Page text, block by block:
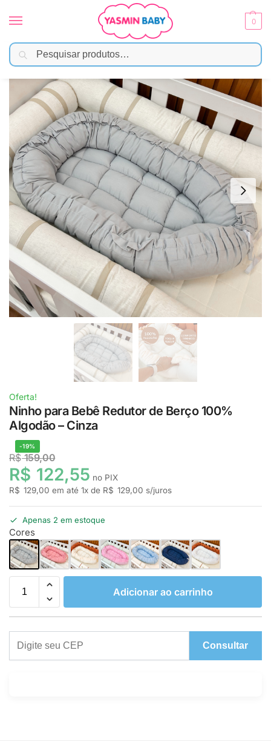
0
Início Enxoval / Ninhos / Ninho para Bebê Redutor de Berço 100% Algodão – Cinza
Oferta!
Ninho para Bebê Redutor de Berço 100%
Algodão – Cinza
-19%
R$159,00
R$ 122,55 no PIX
R$ 129,00 em até 1x de R$ 129,00 s/juros
Apenas 2 em estoque
Cores
Adicionar ao carrinho
Consultar